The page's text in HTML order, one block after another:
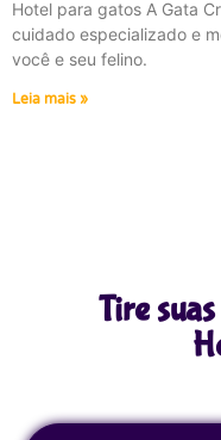
Hotel para gatos A Gata
cuidado especializado e
você e seu felino.
Leia mais »
Tire